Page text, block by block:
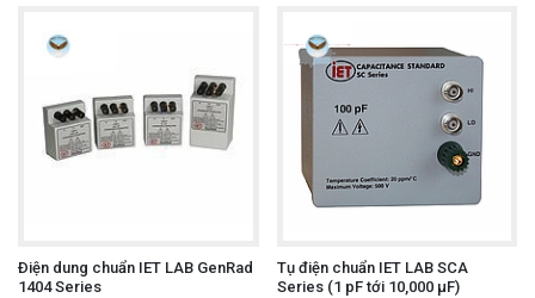
Ðiện dung chuẩn IET LAB GenRad
1404 Series
Tụ điện chuẩn IET LAB SCA
Series (1 pF tới 10,000 µF)